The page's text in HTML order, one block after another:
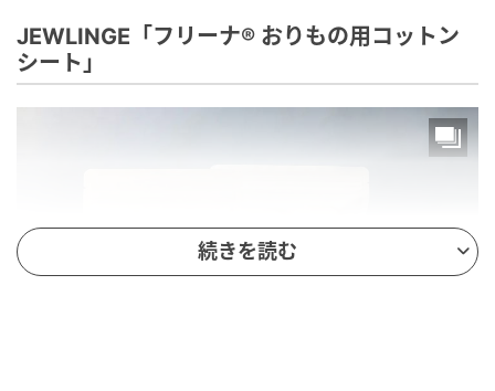
JEWLINGE「フリーナ® おりもの用コットン
シート」
続きを読む